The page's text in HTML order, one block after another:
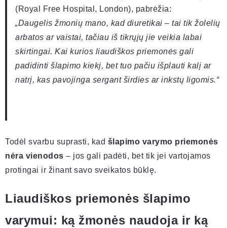
(Royal Free Hospital, London), pabrėžia:
„Daugelis žmonių mano, kad diuretikai – tai tik žolelių
arbatos ar vaistai, tačiau iš tikrųjų jie veikia labai
skirtingai. Kai kurios liaudiškos priemonės gali
padidinti šlapimo kiekį, bet tuo pačiu išplauti kalį ar
natrį, kas pavojinga sergant širdies ar inkstų ligomis.“
Todėl svarbu suprasti, kad šlapimo varymo priemonės
nėra vienodos – jos gali padėti, bet tik jei vartojamos
protingai ir žinant savo sveikatos būklę.
Liaudiškos priemonės šlapimo
varymui: ką žmonės naudoja ir ką